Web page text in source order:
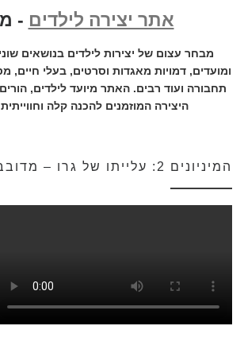
אתר יצירה לילדים -
מבחר עצום של יצירות לילדים בנושאים
ומועדים, דמויות מאגדות וסרטים, בעלי חיים,
תחבורה ועוד רבים. האתר מיועד לילדים,
היצירה המוזמנים להכנה קלה
המיניונים 2: עלייתו של גרו – מדובב לעברית